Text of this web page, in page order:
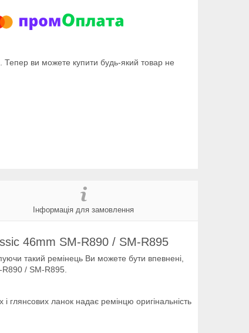
Тепер ви можете купити будь-який товар не
Інформація для замовлення
46mm SM-R890 / SM-R895
такий ремінець Ви можете бути впевнені,
/ SM-R895.
глянсових ланок надає ремінцю оригінальність